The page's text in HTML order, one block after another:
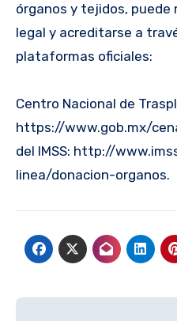
órganos y tejidos,
legal y acreditarse a
plataformas oficiales:
Centro Nacional de
https://www.gob.mx/
del IMSS: http://
linea/donacion-organos.